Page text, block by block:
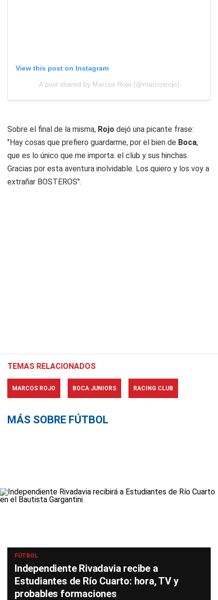
View this post on Instagram
A post shared by Marcos Rojo (@marcosrojo)
Sobre el final de la misma, Rojo dejó una picante frase:
"Hay cosas que prefiero guardarme, por el bien de Boca,
que es lo único que me importa: el club y sus hinchas.
Gracias por esta aventura inolvidable. Los quiero y los voy a
extrañar BOSTEROS".
TEMAS RELACIONADOS
MARCOS ROJO BOCA JUNIORS RACING CLUB
MÁS SOBRE FÚTBOL
FÚTBOL
Independiente Rivadavia recibe a
Estudiantes de Río Cuarto: hora, TV y
probables formaciones